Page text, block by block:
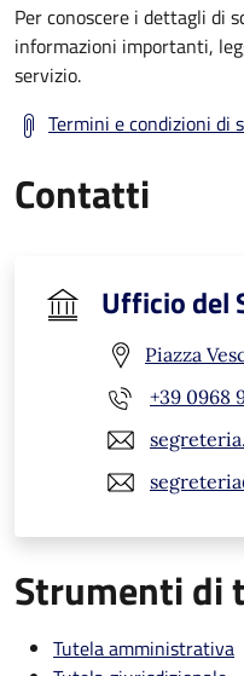
Per conoscere i dettagli di
informazioni importanti,
servizio.
Termini e condizioni di
Contatti
Ufficio del
Piazza
+39 0968
Strumenti di
Tutela amministrativa